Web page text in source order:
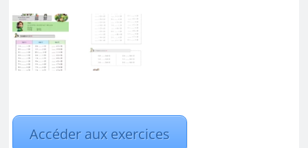
Accéder aux exercices